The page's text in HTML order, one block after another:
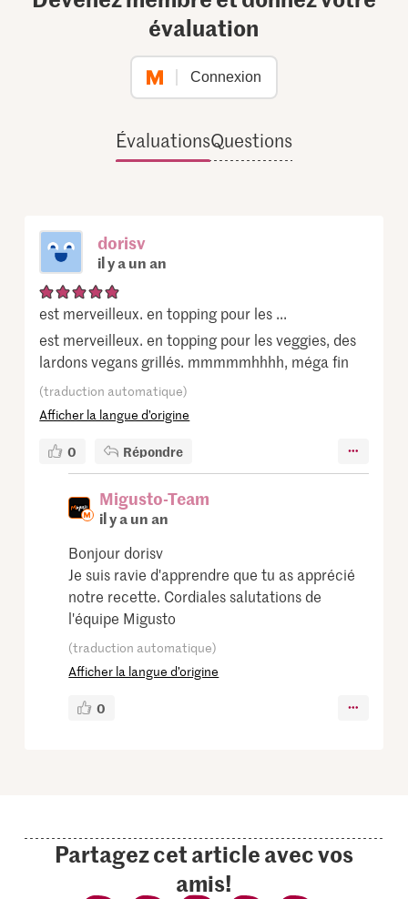
évaluation
Connexion
ÉvaluationsQuestions
dorisv
il y a un an
est merveilleux. en topping pour les ...
est merveilleux. en topping pour les veggies, des
lardons vegans grillés. mmmmmhhhh, méga fin
(traduction automatique)
Afficher la langue d’origine
0 Répondre
Migusto-Team
il y a un an
Bonjour dorisv
Je suis ravie d'apprendre que tu as apprécié
notre recette. Cordiales salutations de
l'équipe Migusto
(traduction automatique)
Afficher la langue d’origine
0
Partagez cet article avec vos
amis!